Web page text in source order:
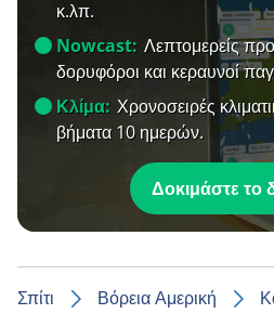
κ.λπ.
Nowcast: Λεπτομερείς
δορυφόροι και κεραυνοί
Κλίμα: Χρονοσειρές
βήματα 10 ημερών.
Δοκιμάστε το
Σπίτι Βόρεια Αμερική